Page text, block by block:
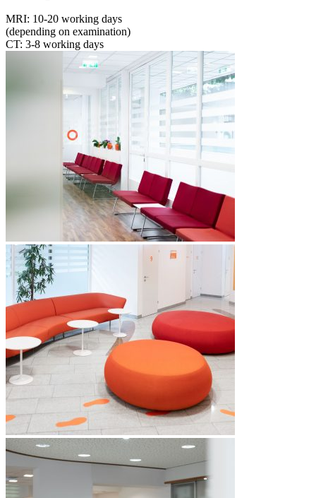
MRI: 10-20 working days
(depending on examination)
CT: 3-8 working days